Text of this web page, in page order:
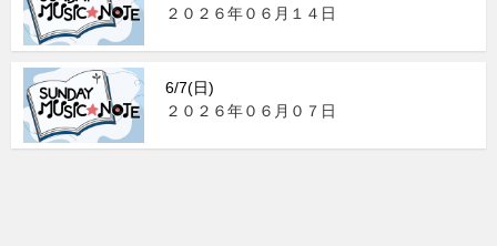
２０２６年０６月１４日
6/7(日)
２０２６年０６月０７日